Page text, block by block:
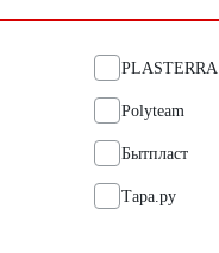
PLASTERRA
Polyteam
Бытпласт
Тара.ру